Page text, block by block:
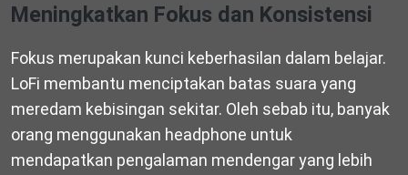
Meningkatkan Fokus dan Konsistensi
Fokus merupakan kunci keberhasilan dalam belajar.
LoFi membantu menciptakan batas suara yang
meredam kebisingan sekitar. Oleh sebab itu, banyak
orang menggunakan headphone untuk
mendapatkan pengalaman mendengar yang lebih